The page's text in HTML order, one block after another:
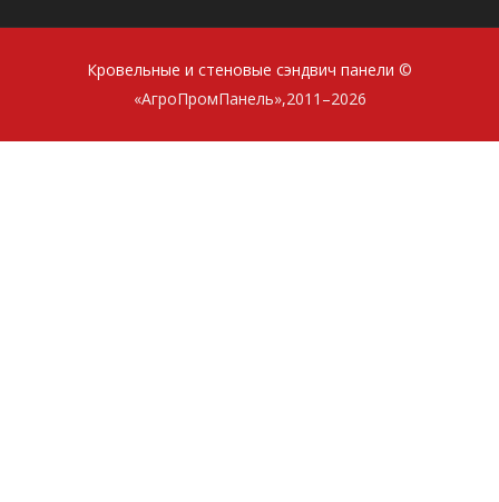
Кровельные и стеновые сэндвич панели ©
«АгроПромПанель»,2011–2026